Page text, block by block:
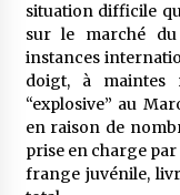
situation difficile
sur le marché du
instances
doigt, à maintes
“explosive” au
en raison de
prise en charge par
frange juvénile,